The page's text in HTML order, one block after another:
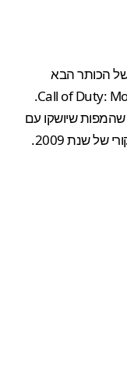
הכותר הבא
Call of Duty:
.
שיושקו עם
של שנת 2009.